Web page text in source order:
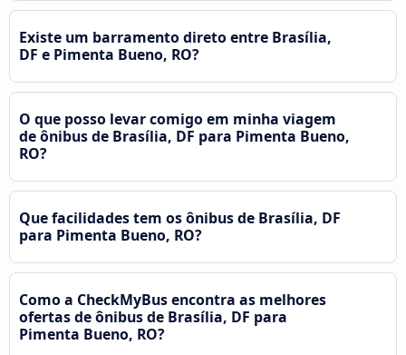
Existe um barramento direto entre Brasília,
DF e Pimenta Bueno, RO?
O que posso levar comigo em minha viagem
de ônibus de Brasília, DF para Pimenta Bueno,
RO?
Que facilidades tem os ônibus de Brasília, DF
para Pimenta Bueno, RO?
Como a CheckMyBus encontra as melhores
ofertas de ônibus de Brasília, DF para
Pimenta Bueno, RO?